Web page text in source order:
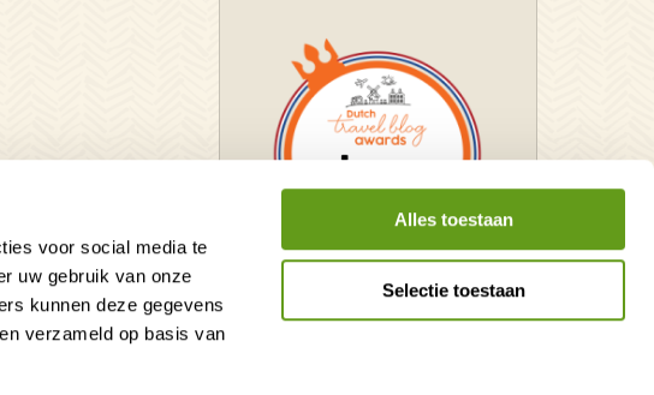
voor social media te
uw gebruik van onze
kunnen deze gegevens
verzameld op basis van
Alles toestaan
Selectie toestaan